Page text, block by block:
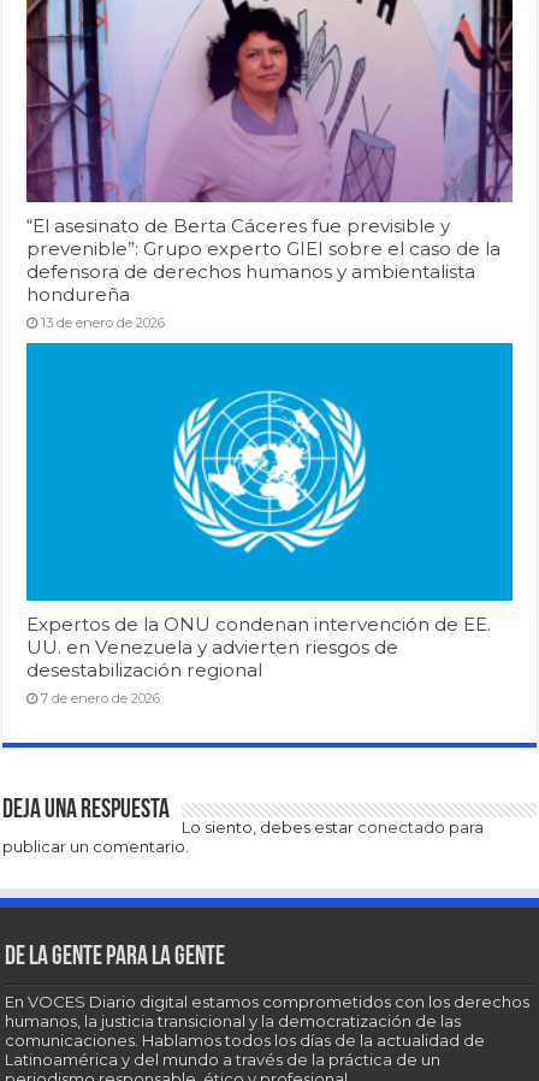
“El asesinato de Berta Cáceres fue previsible y
prevenible”: Grupo experto GIEI sobre el caso de la
defensora de derechos humanos y ambientalista
hondureña
13 de enero de 2026
Expertos de la ONU condenan intervención de EE.
UU. en Venezuela y advierten riesgos de
desestabilización regional
7 de enero de 2026
Deja una respuesta
Lo siento, debes estar conectado para
publicar un comentario.
De la gente para la gente
En VOCES Diario digital estamos comprometidos con los derechos
humanos, la justicia transicional y la democratización de las
comunicaciones. Hablamos todos los días de la actualidad de
Latinoamérica y del mundo a través de la práctica de un